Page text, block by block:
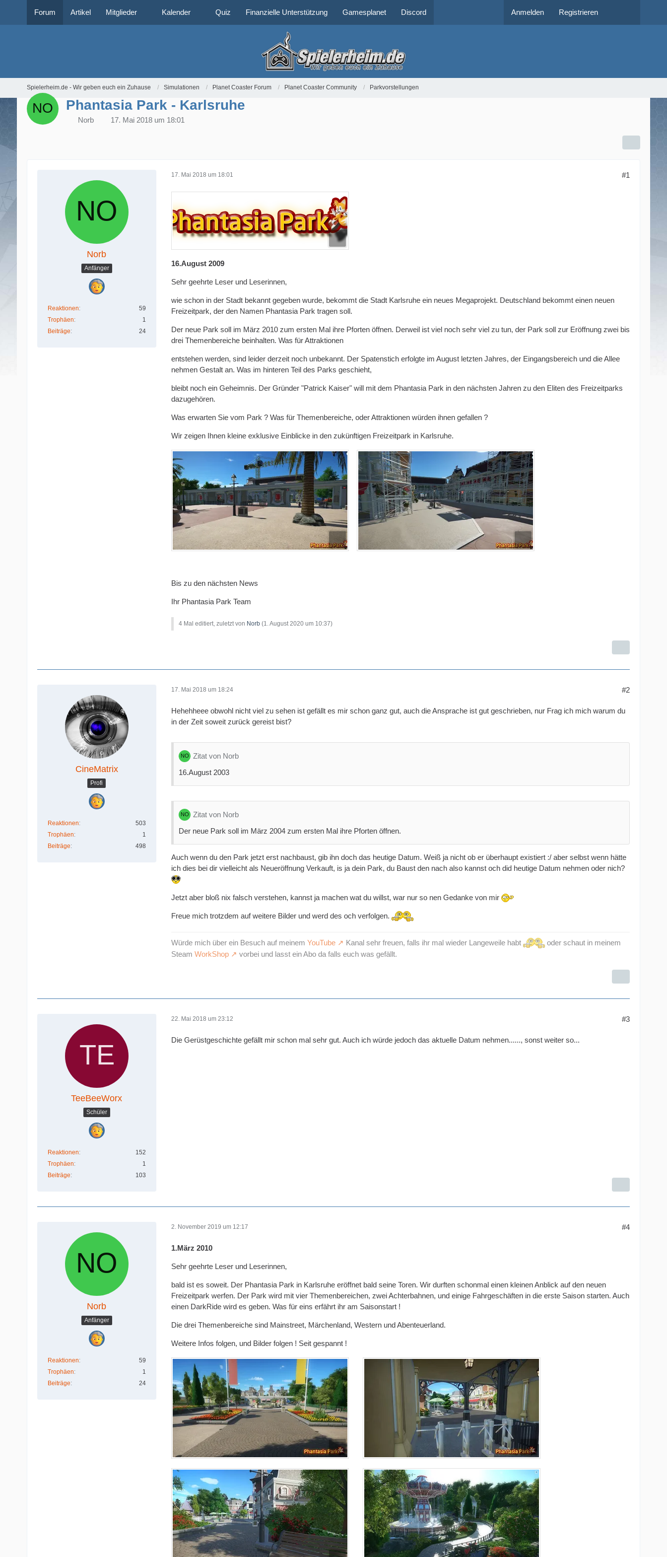
Forum Artikel Mitglieder Kalender Quiz Finanzielle Unterstützung Gamesplanet Discord Anmelden Registrieren
Spielerheim.de - Wir geben euch ein Zuhause Simulationen Planet Coaster Forum Planet Coaster Community Parkvorstellungen
Phantasia Park - Karlsruhe
Norb 17. Mai 2018 um 18:01
Norb
Anfänger
Reaktionen
59
Trophäen
1
Beiträge
24
17. Mai 2018 um 18:01 #1
16.August 2009
Sehr geehrte Leser und Leserinnen,
wie schon in der Stadt bekannt gegeben wurde, bekommt die Stadt Karlsruhe ein neues Megaprojekt. Deutschland bekommt einen neuen
Freizeitpark, der den Namen Phantasia Park tragen soll.
Der neue Park soll im März 2010 zum ersten Mal ihre Pforten öffnen. Derweil ist viel noch sehr viel zu tun, der Park soll zur Eröffnung zwei bis
drei Themenbereiche beinhalten. Was für Attraktionen
entstehen werden, sind leider derzeit noch unbekannt. Der Spatenstich erfolgte im August letzten Jahres, der Eingangsbereich und die Allee
nehmen Gestalt an. Was im hinteren Teil des Parks geschieht,
bleibt noch ein Geheimnis. Der Gründer "Patrick Kaiser" will mit dem Phantasia Park in den nächsten Jahren zu den Eliten des Freizeitparks
dazugehören.
Was erwarten Sie vom Park ? Was für Themenbereiche, oder Attraktionen würden ihnen gefallen ?
Wir zeigen Ihnen kleine exklusive Einblicke in den zukünftigen Freizeitpark in Karlsruhe.
Bis zu den nächsten News
Ihr Phantasia Park Team
4 Mal editiert, zuletzt von Norb(1. August 2020 um 10:37)
CineMatrix
Profi
Reaktionen
503
Trophäen
1
Beiträge
498
17. Mai 2018 um 18:24 #2
Hehehheee obwohl nicht viel zu sehen ist gefällt es mir schon ganz gut, auch die Ansprache ist gut geschrieben, nur Frag ich mich warum du
in der Zeit soweit zurück gereist bist?
Zitat von Norb
16.August 2003
Zitat von Norb
Der neue Park soll im März 2004 zum ersten Mal ihre Pforten öffnen.
Auch wenn du den Park jetzt erst nachbaust, gib ihn doch das heutige Datum. Weiß ja nicht ob er überhaupt existiert :/ aber selbst wenn hätte
ich dies bei dir vielleicht als Neueröffnung Verkauft, is ja dein Park, du Baust den nach also kannst och did heutige Datum nehmen oder nich?
Jetzt aber bloß nix falsch verstehen, kannst ja machen wat du willst, war nur so nen Gedanke von mir
Freue mich trotzdem auf weitere Bilder und werd des och verfolgen.
Würde mich über ein Besuch auf meinem YouTube Kanal sehr freuen, falls ihr mal wieder Langeweile habt
oder schaut in meinem
Steam WorkShop vorbei und lasst ein Abo da falls euch was gefällt.
TeeBeeWorx
Schüler
Reaktionen
152
Trophäen
1
Beiträge
103
22. Mai 2018 um 23:12 #3
Die Gerüstgeschichte gefällt mir schon mal sehr gut. Auch ich würde jedoch das aktuelle Datum nehmen......, sonst weiter so...
Norb
Anfänger
Reaktionen
59
Trophäen
1
Beiträge
24
2. November 2019 um 12:17 #4
1.März 2010
Sehr geehrte Leser und Leserinnen,
bald ist es soweit. Der Phantasia Park in Karlsruhe eröffnet bald seine Toren. Wir durften schonmal einen kleinen Anblick auf den neuen
Freizeitpark werfen. Der Park wird mit vier Themenbereichen, zwei Achterbahnen, und einige Fahrgeschäften in die erste Saison starten. Auch
einen DarkRide wird es geben. Was für eins erfährt ihr am Saisonstart !
Die drei Themenbereiche sind Mainstreet, Märchenland, Western und Abenteuerland.
Weitere Infos folgen, und Bilder folgen ! Seit gespannt !